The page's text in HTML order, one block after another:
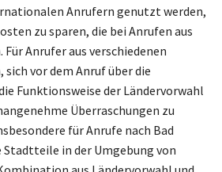
Anrufern genutzt werden,
zu sparen, die bei Anrufen aus
Anrufer aus verschiedenen
vor dem Anruf über die
Funktionsweise der Ländervorwahl
Überraschungen zu
für Anrufe nach Bad
Stadtteile in der Umgebung von